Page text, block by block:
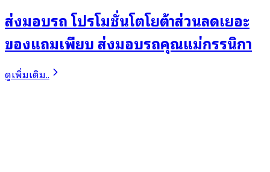
ส่งมอบรถ โปรโมชั่นโตโยต้าส่วนลดเยอะ
ของแถมเพียบ ส่งมอบรถคุณแม่กรรนิกา
ดูเพิ่มเติม..